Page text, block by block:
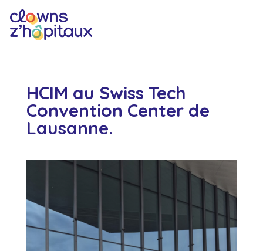
HCIM au Swiss Tech
Convention Center de
Lausanne.